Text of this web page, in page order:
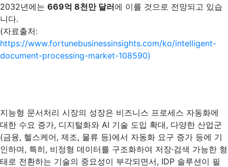
2032년에는 669억 8천만 달러에 이를 것으로 전망되고 있습
니다.
(자료출처:
https://www.fortunebusinessinsights.com/ko/intelligent-
document-processing-market-108590)
지능형 문서처리 시장의 성장은 비즈니스 프로세스 자동화에
대한 수요 증가, 디지털화와 AI 기술 도입 확대, 다양한 산업군
(금융, 헬스케어, 제조, 물류 등)에서 자동화 요구 증가 등에 기
인하며, 특히, 비정형 데이터를 구조화하여 저장·검색 가능한 형
태로 전환하는 기술의 중요성이 부각되면서, IDP 솔루션이 필